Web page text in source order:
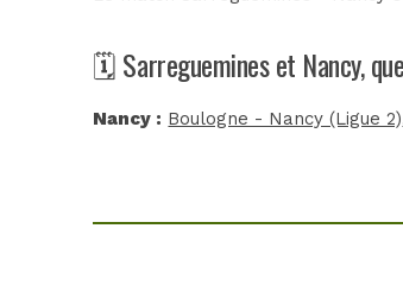
🗓️ Sarreguemines et Nancy,
Nancy : Boulogne - Nancy (Ligue 2)